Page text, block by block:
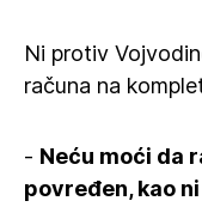
Ni protiv
računa na
- Neću moći da
povređen, kao